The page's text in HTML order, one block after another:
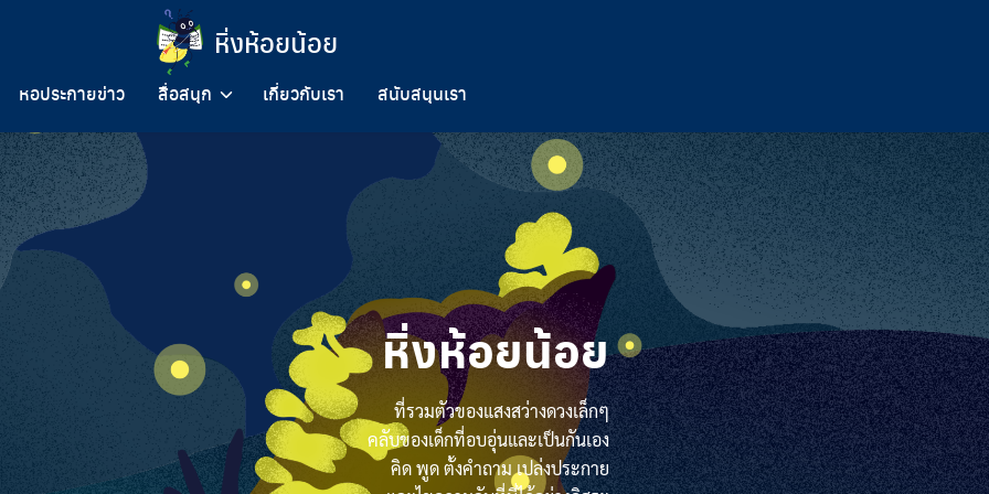
หิ่งห้อยน้อย
หอประกายข่าว สื่อสนุก เกี่ยวกับเรา สนับสนุนเรา
หิ่งห้อยน้อย
ที่รวมตัวของแสงสว่างดวงเล็กๆ
คลับของเด็กที่อบอุ่นและเป็นกันเอง
คิด พูด ตั้งคำถาม เปล่งประกาย